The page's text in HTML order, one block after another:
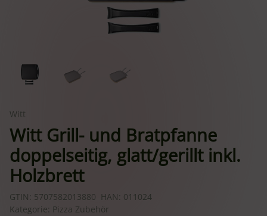
Witt
Witt Grill- und Bratpfanne
doppelseitig, glatt/gerillt inkl.
Holzbrett
GTIN: 5707582013880 HAN: 011024
Kategorie: Pizza Zubehör